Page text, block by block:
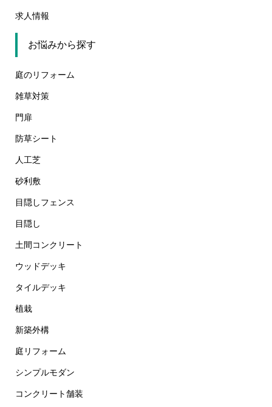
求人情報
お悩みから探す
庭のリフォーム
雑草対策
門扉
防草シート
人工芝
砂利敷
目隠しフェンス
目隠し
土間コンクリート
ウッドデッキ
タイルデッキ
植栽
新築外構
庭リフォーム
シンプルモダン
コンクリート舗装